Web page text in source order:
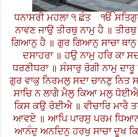
ਧਨਾਸਰੀ ਮਹਲਾ ੧ ਛੰਤ
ੴ
ਨਾਵਣ ਜਾਉ ਤੀਰਥੁ ਨਾਮੁ ਹੈ ॥
ਗਿਆਨੁ ਹੈ ॥ ਗੁਰ ਗਿਆਨੁ ਸਾਚਾ
ਦਸਾਹਰਾ ॥ ਹਉ ਨਾਮੁ ਹਰਿ ਕਾ
ਧਰਣੀਧਰਾ ॥ ਸੰਸਾਰੁ ਰੋਗੀ ਨਾਮੁ
ਗੁਰ ਵਾਕੁ ਨਿਰਮਲੁ ਸਦਾ ਚਾਨਣੁ ਨਿਤ
ਸਾਚਿ ਨ ਲਾਗੈ ਮੈਲੁ ਕਿਆ ਮਲੁ
ਕਿਸ ਕਉ ਰੋਈਐ ॥ ਵੀਚਾਰਿ ਮਾਰੈ
ਆਵਏ ॥ ਆਪਿ ਪਾਰਸੁ ਪਰਮ
ਆਨੰਦੁ ਅਨਦਿਨੁ ਹਰਖੁ ਸਾਚਾ ਦੂਖ